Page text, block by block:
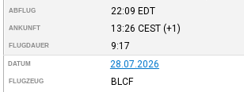
ABFLUG 22:09 EDT
ANKUNFT 13:26 CEST(+1)
FLUGDAUER 9:17
DATUM 28.07.2026
FLUGZEUG BLCF